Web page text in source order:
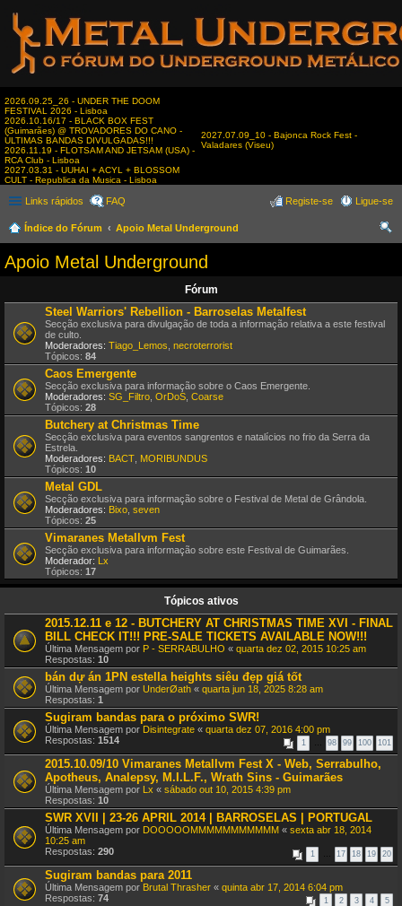
2026.09.25_26 - UNDER THE DOOM
FESTIVAL 2026 - Lisboa
2026.10.16/17 - BLACK BOX FEST
(Guimarães) @ TROVADORES DO CANO -
ÚLTIMAS BANDAS DIVULGADAS!!!
2026.11.19 - FLOTSAM AND JETSAM (USA) -
RCA Club - Lisboa
2027.03.31 - UUHAI + ACYL + BLOSSOM
CULT - Republica da Musica - Lisboa
2027.07.09_10 - Bajonca Rock Fest -
Valadares (Viseu)
Links rápidos FAQ Ligue-se
Registe-se
Índice do Fórum
Apoio Metal Underground
Apoio Metal Underground
Fórum
Steel Warriors' Rebellion - Barroselas Metalfest
Secção exclusiva para divulgação de toda a informação relativa a este festival
de culto.
Moderadores: Tiago_Lemos necroterrorist
Tópicos: 84
Caos Emergente
Secção exclusiva para informação sobre o Caos Emergente.
Moderadores: SG_Filtro OrDoS Coarse
Tópicos: 28
Butchery at Christmas Time
Secção exclusiva para eventos sangrentos e natalícios no frio da Serra da
Estrela.
Moderadores: BACT MORIBUNDUS
Tópicos: 10
Metal GDL
Secção exclusiva para informação sobre o Festival de Metal de Grândola.
Moderadores: Bixo seven
Tópicos: 25
Vimaranes Metallvm Fest
Secção exclusiva para informação sobre este Festival de Guimarães.
Moderador: Lx
Tópicos: 17
Tópicos ativos
2015.12.11 e 12 - BUTCHERY AT CHRISTMAS TIME XVI - FINAL
BILL CHECK IT!!! PRE-SALE TICKETS AVAILABLE NOW!!!
Última Mensagem por P - SERRABULHO « quarta dez 02, 2015 10:25 am
Respostas: 10
bán dự án 1PN estella heights siêu đẹp giá tốt
Última Mensagem por UnderØath « quarta jun 18, 2025 8:28 am
Respostas: 1
Sugiram bandas para o próximo SWR!
Última Mensagem por Disintegrate « quarta dez 07, 2016 4:00 pm
Respostas: 1514 1 … 98 99 100 101
2015.10.09/10 Vimaranes Metallvm Fest X - Web, Serrabulho,
Apotheus, Analepsy, M.I.L.F., Wrath Sins - Guimarães
Última Mensagem por Lx « sábado out 10, 2015 4:39 pm
Respostas: 10
SWR XVII | 23-26 APRIL 2014 | BARROSELAS | PORTUGAL
Última Mensagem por DOOOOOMMMMMMMMMMM « sexta abr 18, 2014
10:25 am
Respostas: 290 1 … 17 18 19 20
Sugiram bandas para 2011
Última Mensagem por Brutal Thrasher « quinta abr 17, 2014 6:04 pm
Respostas: 74 1 2 3 4 5